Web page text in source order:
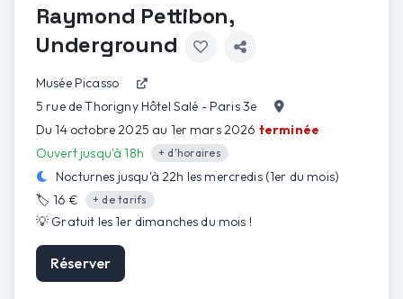
Raymond Pettibon,
Underground
Musée Picasso
5 rue de Thorigny Hôtel Salé - Paris 3e
Du 14 octobre 2025 au 1er mars 2026 terminée
Ouvert jusqu'à 18h
+ d'horaires
Nocturnes jusqu'à 22h les mercredis (1er du mois)
🏷️16 € + de tarifs
💡 Gratuit les 1er dimanches du mois !
Réserver